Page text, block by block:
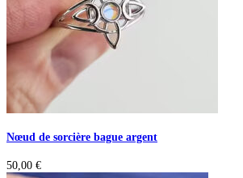
Nœud de sorcière bague argent
50,00 €